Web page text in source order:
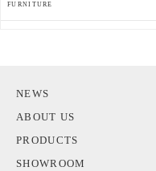
FURNITURE
NEWS
ABOUT US
PRODUCTS
SHOWROOM